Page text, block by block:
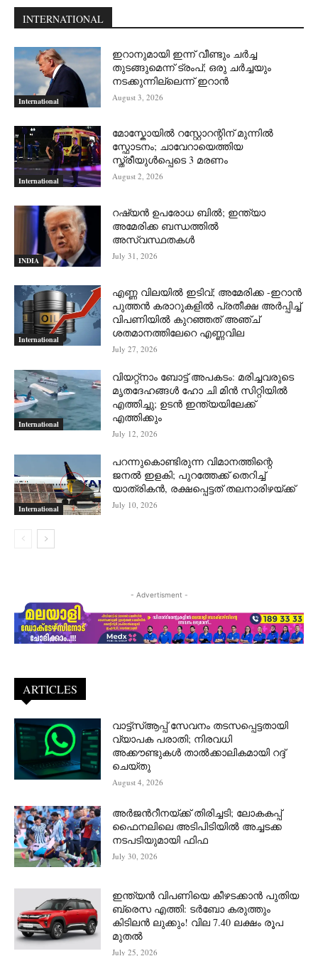
INTERNATIONAL
International
ഇറാനുമായി ഇന്ന് വീണ്ടും ചര്‍ച്ച
തുടങ്ങുമെന്ന് ട്രംപ്; ഒരു ചര്‍ച്ചയും
നടക്കുന്നില്ലെന്ന് ഇറാന്‍
August 3, 2026
International
മോസ്കോയിൽ റസ്റ്റോറന്റിന് മുന്നിൽ
സ്ഫോടനം; ചാവേറായെത്തിയ
സ്ത്രീയുൾപ്പെടെ 3 മരണം
August 2, 2026
INDIA
റഷ്യന്‍ ഉപരോധ ബില്‍; ഇന്ത്യാ
അമേരിക്ക ബന്ധത്തില്‍
അസ്വസ്ഥതകള്‍
July 31, 2026
International
എണ്ണ വിലയില്‍ ഇടിവ്; അമേരിക്ക -ഇറാന്‍
പുത്തന്‍ കരാറുകളില്‍ പ്രതീക്ഷ അര്‍പ്പിച്ച്
വിപണിയില്‍ കുറഞ്ഞത് അഞ്ച്
ശതമാനത്തിലേറെ എണ്ണവില
July 27, 2026
International
വിയറ്റ്നാം ബോട്ട് അപകടം: മരിച്ചവരുടെ
മൃതദേഹങ്ങൾ ഹോ ചി മിൻ സിറ്റിയിൽ
എത്തിച്ചു; ഉടൻ ഇന്ത്യയിലേക്ക്
എത്തിക്കും
July 12, 2026
International
പറന്നുകൊണ്ടിരുന്ന വിമാനത്തിന്റെ
ജനൽ ഇളകി; പുറത്തേക്ക് തെറിച്ച്
യാത്രികൻ, രക്ഷപ്പെട്ടത് തലനാരിഴയ്ക്ക്
July 10, 2026
- Advertisment -
ARTICLES
വാട്ട്‌സ്ആപ്പ് സേവനം തടസപ്പെട്ടതായി
വ്യാപക പരാതി; നിരവധി
അക്കൗണ്ടുകൾ താൽക്കാലികമായി റദ്ദ്
ചെയ്തു
August 4, 2026
അർജന്‍റീനയ്ക്ക് തിരിച്ചടി; ലോകകപ്പ്
ഫൈനലിലെ അടിപിടിയിൽ അച്ചടക്ക
നടപടിയുമായി ഫിഫ
July 30, 2026
ഇന്ത്യൻ വിപണിയെ കീഴടക്കാന്‍ പുതിയ
ബ്രെസ എത്തി: ടർബോ കരുത്തും
കിടിലൻ ലുക്കും! വില 7.40 ലക്ഷം രൂപ
മുതൽ
July 25, 2026